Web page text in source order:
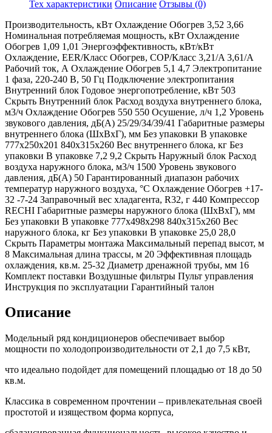
Система
до
35м2
Loriot
“Серия
Neon"
LAC-
12TA
Тех характеристики Описание Отзывы (0)
Производительность, кВт Охлаждение Обогрев 3,52 3,66
Номинальная потребляемая мощность, кВт Охлаждение
Обогрев 1,09 1,01 Энергоэффективность, кВт/кВт
Охлаждение, EER/Класс Обогрев, COP/Класс 3,21/A 3,61/А
Рабочий ток, А Охлаждение Обогрев 5,1 4,7 Электропитание
1 фаза, 220-240 В, 50 Гц Подключение электропитания
Внутренний блок Годовое энергопотребление, кВт 503
Скрыть Внутренний блок Расход воздуха внутреннего блока,
м3/ч Охлаждение Обогрев 550 550 Осушение, л/ч 1,2 Уровень
звукового давления, дБ(А) 25/29/34/39/41 Габаритные размеры
внутреннего блока (ШхВхГ), мм Без упаковки В упаковке
777x250x201 840х315х260 Вес внутреннего блока, кг Без
упаковки В упаковке 7,2 9,2 Скрыть Наружный блок Расход
воздуха наружного блока, м3/ч 1500 Уровень звукового
давления, дБ(А) 50 Гарантированный диапазон рабочих
температур наружного воздуха, °С Охлаждение Обогрев +17-
32 -7-24 Заправочный вес хладагента, R32, г 440 Компрессор
RECHI Габаритные размеры наружного блока (ШхВхГ), мм
Без упаковки В упаковке 777x498х298 840х315х260 Вес
наружного блока, кг Без упаковки В упаковке 25,0 28,0
Скрыть Параметры монтажа Максимальный перепад высот, м
8 Максимальная длина трассы, м 20 Эффективная площадь
охлаждения, кв.м. 25-32 Диаметр дренажной трубы, мм 16
Комплект поставки Воздушные фильтры Пульт управления
Инструкция по эксплуатации Гарантийный талон
Описание
Модельный ряд кондиционеров обеспечивает выбор
мощности по холодопроизводительности от 2,1 до 7,5 кВт,
что идеально подойдет для помещений площадью от 18 до 50
кв.м.
Классика в современном прочтении – привлекательная своей
простотой и изяществом форма корпуса,